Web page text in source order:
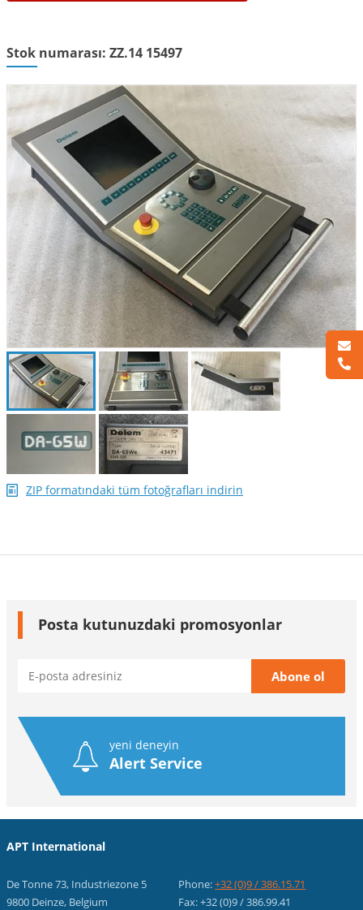
Stok numarası: ZZ.14 15497
ZIP formatındaki tüm fotoğrafları indirin
Posta kutunuzdaki promosyonlar
yeni deneyin
Alert Service
APT International
De Tonne 73, Industriezone 5
9800 Deinze, Belgium
Phone:+32 (0)9 / 386.15.71
Fax: +32 (0)9 / 386.99.41